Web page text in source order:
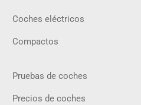
Coches eléctricos
Compactos
Pruebas de coches
Precios de coches